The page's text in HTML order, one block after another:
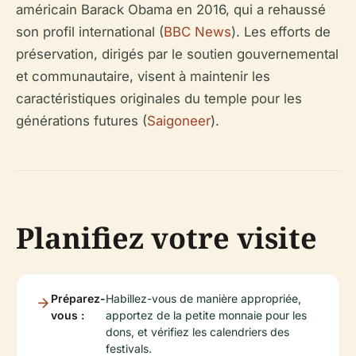
américain Barack Obama en 2016, qui a rehaussé
son profil international (BBC News). Les efforts de
préservation, dirigés par le soutien gouvernemental
et communautaire, visent à maintenir les
caractéristiques originales du temple pour les
générations futures (Saigoneer).
Planifiez votre visite
Préparez-
vous :
Habillez-vous de manière appropriée,
apportez de la petite monnaie pour les
dons, et vérifiez les calendriers des
festivals.